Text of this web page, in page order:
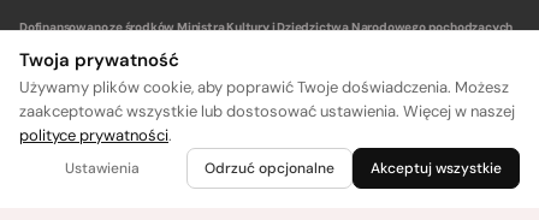
Dofinansowano ze środków Ministra Kultury i Dziedzictwa Narodowego pochodzących
Wydawca: SIW Znak w Krakowie
Twoja prywatność
Używamy plików cookie, aby poprawić Twoje doświadczenia. Możesz
zaakceptować wszystkie lub dostosować ustawienia. Więcej w naszej
polityce prywatności.
Ustawienia Odrzuć opcjonalne Akceptuj wszystkie